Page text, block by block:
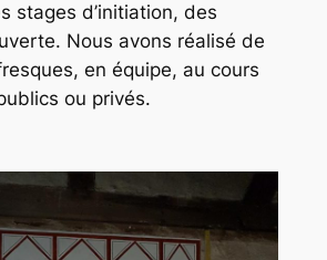
stages d’initiation, des
Nous avons réalisé de
en équipe, au cours
ou privés.